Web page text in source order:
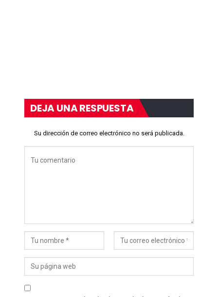
DEJA UNA RESPUESTA
Su dirección de correo electrónico no será publicada.